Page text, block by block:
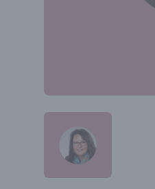
PROFILBILD